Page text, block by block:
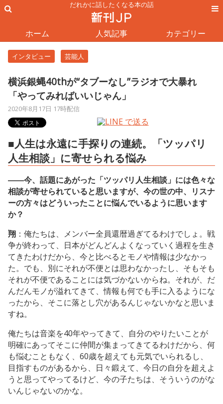
だれかに話したくなる本の話
ホーム 人気記事 カテゴリー
インタビュー 芸能人
横浜銀蝿40thが“タブーなし”ラジオで大暴れ
「やってみればいいじゃん」
2020年8月17日 17時配信
■人生は永遠に手探りの連続。「ツッパリ
人生相談」に寄せられる悩み
――今、話題にあがった「ツッパリ人生相談」には色々な
相談が寄せられていると思いますが、今の世の中、リスナ
ーの方々はどういったことに悩んでいるように思います
か？
翔 ：俺たちは、メンバー全員還暦過ぎてるわけでしょ。戦
争が終わって、日本がどんどんよくなっていく過程を生き
てきたわけだから、今と比べるとモノや情報は少なかっ
た。でも、別にそれが不便とは思わなかったし、そもそも
それが不便であることには気づかないからね。それが、だ
んだんモノが溢れてきて、情報も何でも手に入るようにな
ったから、そこに落とし穴があるんじゃないかなと思いま
すね。
俺たちは音楽を40年やってきて、自分のやりたいことが
明確にあってそこに仲間が集まってきてるわけだから、何
も悩むこともなく、60歳を超えても元気でいられるし、
目指すものがあるから、日々鍛えて、今日の自分を超えよ
うと思ってやってるけど、今の子たちは、そういうのがな
いんじゃないのかな。